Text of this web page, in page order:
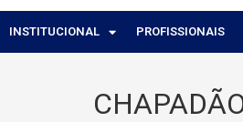
INSTITUCIONAL PROFISSIONAIS